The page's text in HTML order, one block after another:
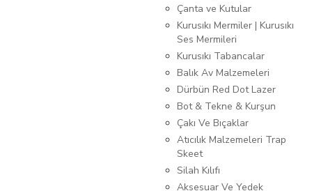
Çanta ve Kutular
Kurusıkı Mermiler | Kurusıkı
Ses Mermileri
Kurusıkı Tabancalar
Balık Av Malzemeleri
Dürbün Red Dot Lazer
Bot & Tekne & Kurşun
Çakı Ve Bıçaklar
Atıcılık Malzemeleri Trap
Skeet
Silah Kılıfı
Aksesuar Ve Yedek